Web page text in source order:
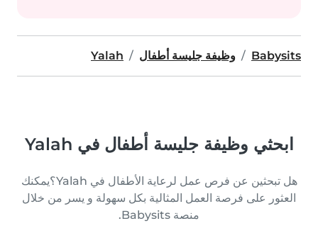
Babysits وظيفة جليسة أطفال Yalah
ابحثي وظيفة جليسة أطفال في Yalah
هل تبحثين عن فرص عمل لرعاية الأطفال في Yalah؟يمكنك
العثور على فرصة العمل المثالية بكل سهولة و يسر من خلال
منصة Babysits.